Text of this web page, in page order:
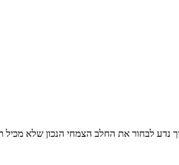
נדע לבחור את החלב הצמחי הנכון שלא מכיל